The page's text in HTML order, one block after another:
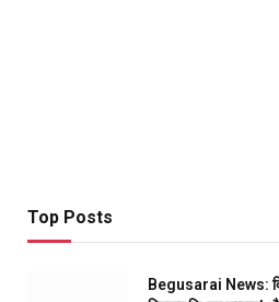
Top Posts
Begusarai News: